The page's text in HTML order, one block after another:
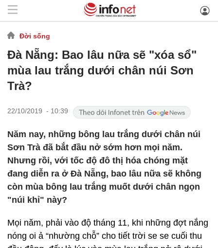
Đời sống
Đà Nẵng: Bao lâu nữa sẽ "xóa sổ"
mùa lau trắng dưới chân núi Sơn
Trà?
22/10/2019 - 10:39
Năm nay, những bông lau trắng dưới chân núi
Sơn Trà đã bắt đầu nở sớm hơn mọi năm.
Nhưng rồi, với tốc độ đô thị hóa chóng mặt
đang diễn ra ở Đà Nẵng, bao lâu nữa sẽ không
còn mùa bông lau trắng muốt dưới chân ngọn
"núi khỉ" này?
Mọi năm, phải vào độ tháng 11, khi những đợt nắng
nóng oi ả “nhường chỗ” cho tiết trời se se cuối thu